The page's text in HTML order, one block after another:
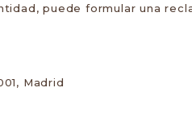
puede formular una
Madrid